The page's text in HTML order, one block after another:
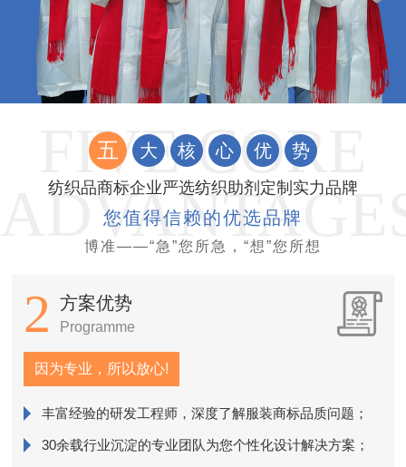
五 大 核 心 优 势
纺织品商标企业严选纺织助剂定制实力品牌
您值得信赖的优选品牌
博准——“急”您所急，“想”您所想
2 方案优势
Programme
因为专业，所以放心!
丰富经验的研发工程师，深度了解服装商标品质问题；
30余载行业沉淀的专业团队为您个性化设计解决方案；